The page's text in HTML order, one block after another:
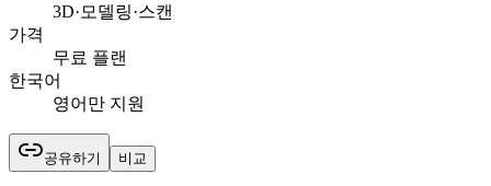
3D·모델링·스캔
가격
무료 플랜
한국어
영어만 지원
공유하기 비교